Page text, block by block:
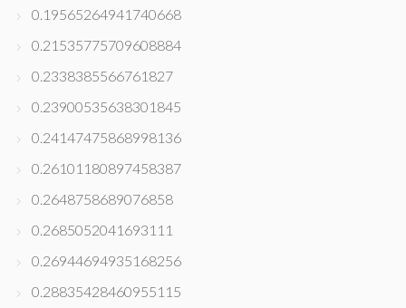
0.19565264941740668
0.21535775709608884
0.2338385566761827
0.23900535638301845
0.24147475868998136
0.26101180897458387
0.2648758689076858
0.2685052041693111
0.26944694935168256
0.28835428460955115